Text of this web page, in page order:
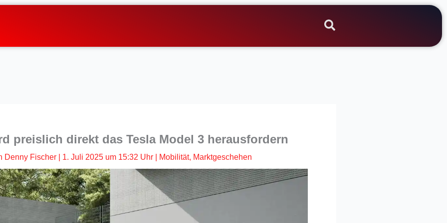
preislich direkt das Tesla Model 3 herausfordern
Denny Fischer 1. Juli 2025 um 15:32 Uhr| Mobilität, Marktgeschehen